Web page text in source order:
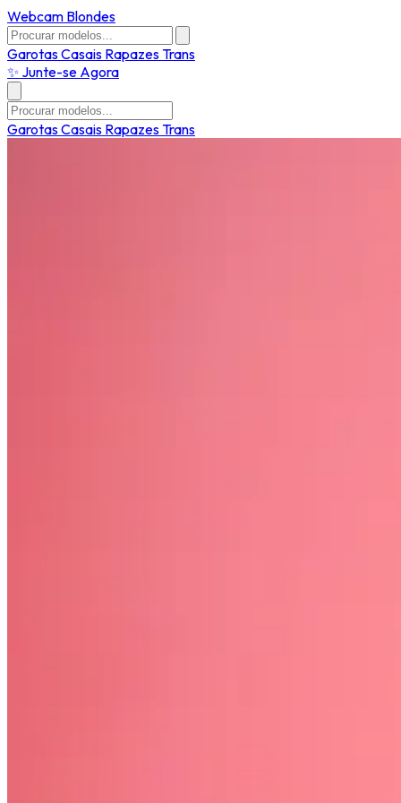
Webcam Blondes
GarotasCasais RapazesTrans
✨ Junte-se Agora
GarotasCasais RapazesTrans